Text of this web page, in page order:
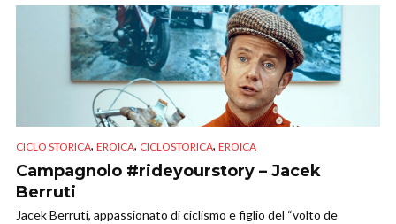
CICLO STORICA, EROICA, CICLOSTORICA, EROICA
Campagnolo #rideyourstory – Jacek
Berruti
Jacek Berruti, appassionato di ciclismo e figlio del “volto de